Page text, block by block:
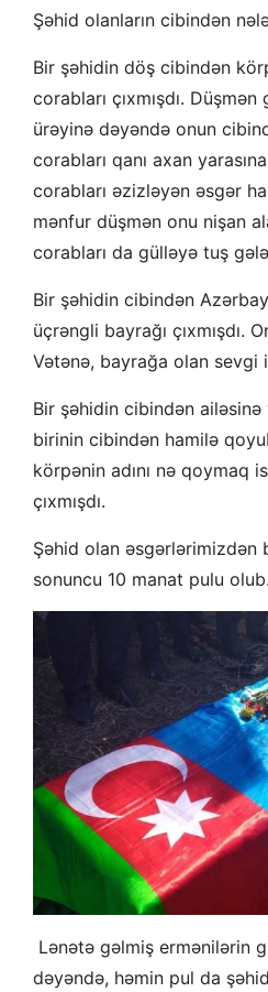
Şəhid olanların cibindən
Bir şəhidin döş cibindən
corabları çıxmışdı.
ürəyinə dəyəndə onun
corabları qanı axan
corabları əzizləyən əsgər
mənfur düşmən onu nişan
corabları da gülləyə tuş
Bir şəhidin cibindən
üçrəngli bayrağı çıxmışdı.
Vətənə, bayrağa olan sevgi
Bir şəhidin cibindən ailəsinə
birinin cibindən hamilə
körpənin adını nə qoymaq
çıxmışdı.
Şəhid olan əsgərlərimizdən
sonuncu 10 manat pulu olub.
Lənətə gəlmiş ermənilərin
dəyəndə, həmin pul da